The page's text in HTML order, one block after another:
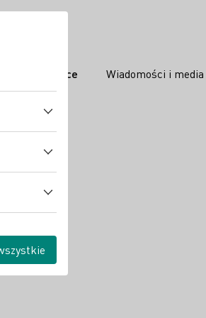
wina w Polsce Wiadomości i media